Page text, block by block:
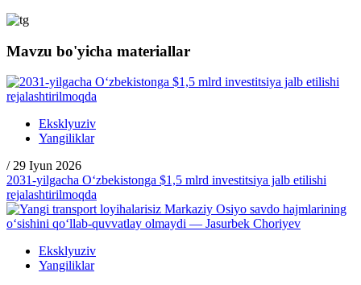
Mavzu bo'yicha materiallar
Eksklyuziv
Yangiliklar
/ 29 Iyun 2026
2031-yilgacha O‘zbekistonga $1,5 mlrd investitsiya jalb etilishi
rejalashtirilmoqda
Eksklyuziv
Yangiliklar